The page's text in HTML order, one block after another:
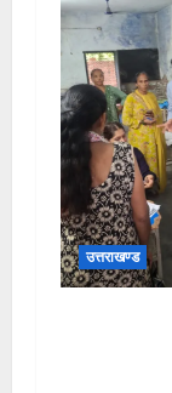
उत्तराखण्ड